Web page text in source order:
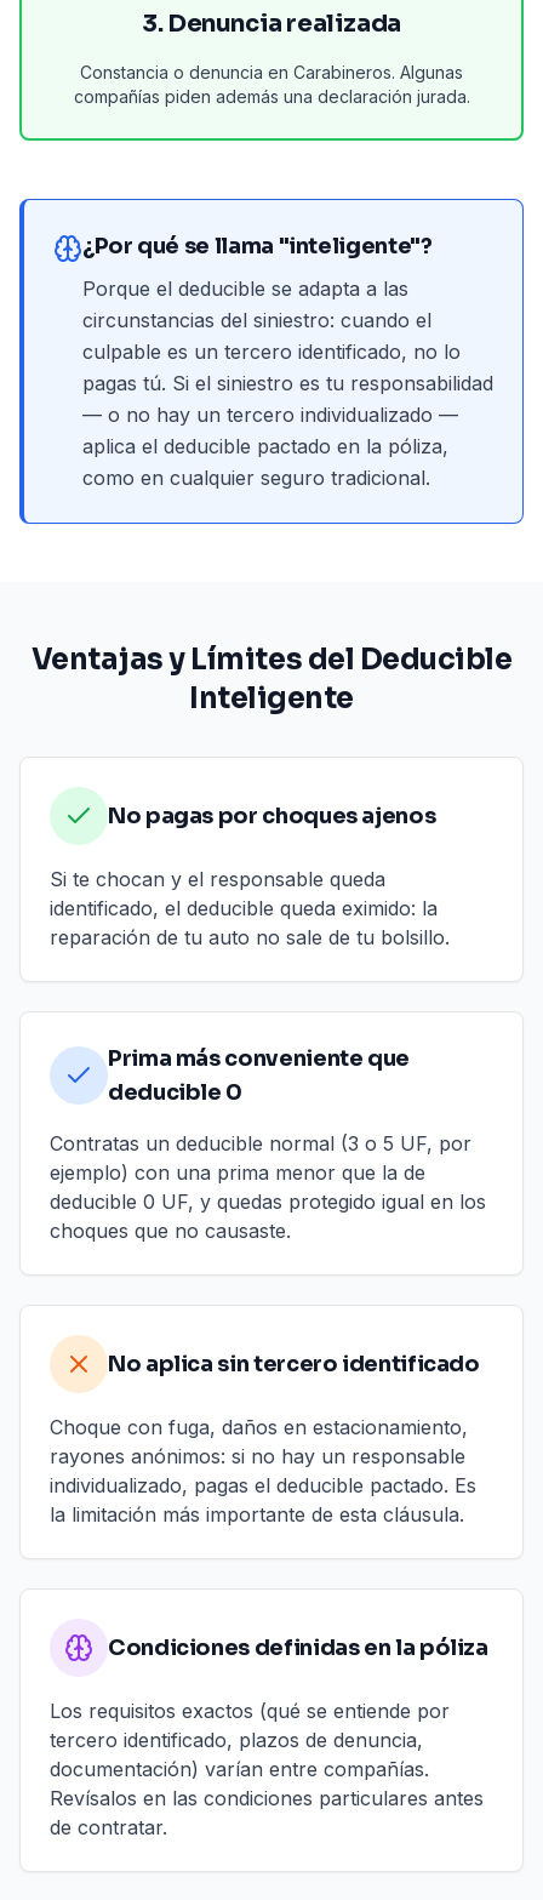
3. Denuncia realizada
Constancia o denuncia en Carabineros. Algunas
compañías piden además una declaración jurada.
¿Por qué se llama "inteligente"?
Porque el deducible se adapta a las
circunstancias del siniestro: cuando el
culpable es un tercero identificado, no lo
pagas tú. Si el siniestro es tu responsabilidad
— o no hay un tercero individualizado —
aplica el deducible pactado en la póliza,
como en cualquier seguro tradicional.
Ventajas y Límites del Deducible
Inteligente
No pagas por choques ajenos
Si te chocan y el responsable queda
identificado, el deducible queda eximido: la
reparación de tu auto no sale de tu bolsillo.
Prima más conveniente que
deducible 0
Contratas un deducible normal (3 o 5 UF, por
ejemplo) con una prima menor que la de
deducible 0 UF, y quedas protegido igual en los
choques que no causaste.
No aplica sin tercero identificado
Choque con fuga, daños en estacionamiento,
rayones anónimos: si no hay un responsable
individualizado, pagas el deducible pactado. Es
la limitación más importante de esta cláusula.
Condiciones definidas en la póliza
Los requisitos exactos (qué se entiende por
tercero identificado, plazos de denuncia,
documentación) varían entre compañías.
Revísalos en las condiciones particulares antes
de contratar.